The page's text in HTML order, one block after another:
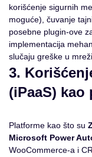
korišćenje sigurnih
moguće), čuvanje
posebne plugin-ove
implementacija
slučaju greške u mreži.
3.
(iPaaS) kao
Platforme kao što su
Microsoft Power
WooCommerce-a i